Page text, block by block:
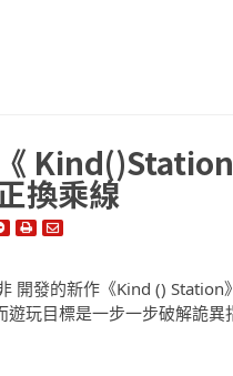
《
換乘線
開發的新作《Kind ()
遊玩目標是一步一步破解詭